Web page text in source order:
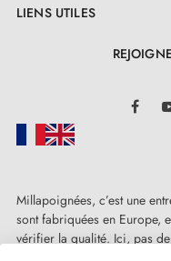
LIENS UTILES
Millapoignées, c’est une
sont fabriquées en Europe,
vérifier la qualité. Ici, pas